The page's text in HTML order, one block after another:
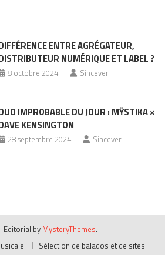
ENTRE AGRÉGATEUR,
NUMÉRIQUE ET LABEL ?
8 octobre 2024 Sincever
IMPROBABLE DU JOUR : MŸSTIKA ×
KENSINGTON
28 septembre 2024 Sincever
| Editorial by MysteryThemes.
Sélection de balados et de sites